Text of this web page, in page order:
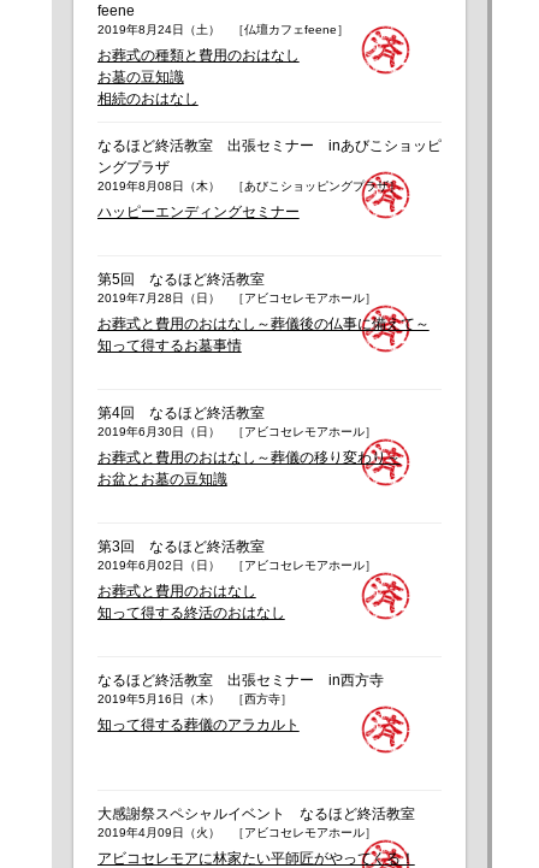
feene
2019年8月24日（土） ［仏壇カフェfeene］
お葬式の種類と費用のおはなし
お墓の豆知識
相続のおはなし
なるほど終活教室 出張セミナー inあびこショッピ
ングプラザ
2019年8月08日（木） ［あびこショッピングプラザ］
ハッピーエンディングセミナー
第5回 なるほど終活教室
2019年7月28日（日） ［アビコセレモアホール］
お葬式と費用のおはなし～葬儀後の仏事に備えて～
知って得するお墓事情
第4回 なるほど終活教室
2019年6月30日（日） ［アビコセレモアホール］
お葬式と費用のおはなし～葬儀の移り変わり～
お盆とお墓の豆知識
第3回 なるほど終活教室
2019年6月02日（日） ［アビコセレモアホール］
お葬式と費用のおはなし
知って得する終活のおはなし
なるほど終活教室 出張セミナー in西方寺
2019年5月16日（木） ［西方寺］
知って得する葬儀のアラカルト
大感謝祭スペシャルイベント なるほど終活教室
2019年4月09日（火） ［アビコセレモアホール］
アビコセレモアに林家たい平師匠がやってくる！